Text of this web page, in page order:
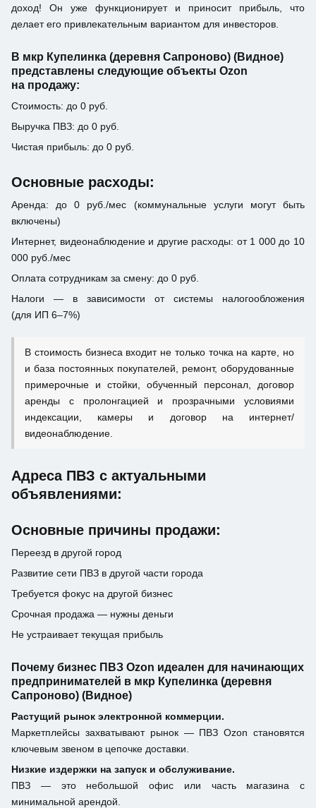
доход! Он уже функционирует и приносит прибыль, что
делает его привлекательным вариантом для инвесторов.
В мкр Купелинка (деревня Сапроново) (Видное)
представлены следующие объекты Ozon
на продажу:
Стоимость: до 0 руб.
Выручка ПВЗ: до 0 руб.
Чистая прибыль: до 0 руб.
Основные расходы:
Аренда: до 0 руб./мес (коммунальные услуги могут быть
включены)
Интернет, видеонаблюдение и другие расходы: от 1 000 до 10
000 руб./мес
Оплата сотрудникам за смену: до 0 руб.
Налоги — в зависимости от системы налогообложения
(для ИП 6–7%)
В стоимость бизнеса входит не только точка на карте, но
и база постоянных покупателей, ремонт, оборудованные
примерочные и стойки, обученный персонал, договор
аренды с пролонгацией и прозрачными условиями
индексации, камеры и договор на интернет/
видеонаблюдение.
Адреса ПВЗ с актуальными
объявлениями:
Основные причины продажи:
Переезд в другой город
Развитие сети ПВЗ в другой части города
Требуется фокус на другой бизнес
Срочная продажа — нужны деньги
Не устраивает текущая прибыль
Почему бизнес ПВЗ Ozon идеален для начинающих
предпринимателей в мкр Купелинка (деревня
Сапроново) (Видное)
Растущий рынок электронной коммерции.
Маркетплейсы захватывают рынок — ПВЗ Ozon становятся
ключевым звеном в цепочке доставки.
Низкие издержки на запуск и обслуживание.
ПВЗ — это небольшой офис или часть магазина с
минимальной арендой.